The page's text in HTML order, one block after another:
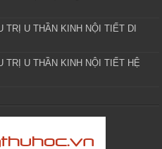
TRỊ U THẦN KINH NỘI TIẾT DI
TRỊ U THẦN KINH NỘI TIẾT HỆ